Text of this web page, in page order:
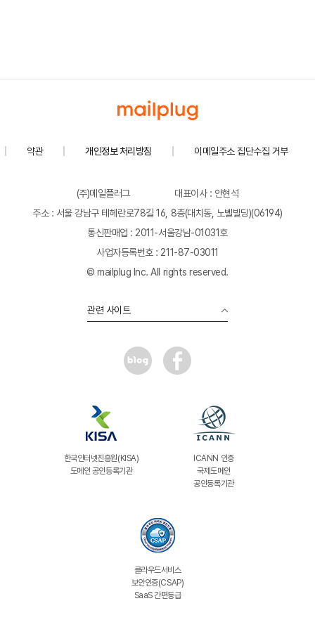
약관 개인정보 처리방침 이메일주소 집단수집 거부
(주)메일플러그
대표이사 : 안현석
주소 : 서울 강남구 테헤란로78길 16, 8층(대치동, 노벨빌딩)(06194)
통신판매업 : 2011-서울강남-01031호
사업자등록번호 : 211-87-03011
© mailplug Inc. All rights reserved.
관련 사이트
한국인터넷진흥원(KISA)
도메인 공인등록기관
ICANN 인증
국제도메인
공인등록기관
클라우드서비스
보안인증(CSAP)
SaaS 간편등급